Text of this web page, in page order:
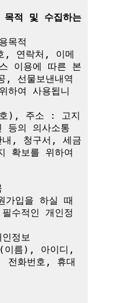
적 및 수집하는
목적
, 연락처, 이메
이용에 따른 본
, 선물보낸내역
하여 사용됩니
호), 주소 : 고지
등의 의사소통
내, 청구서, 세금
확보를 위하여
가입을 하실 때
수적인 개인정
정보
름), 아이디,
전화번호, 휴대